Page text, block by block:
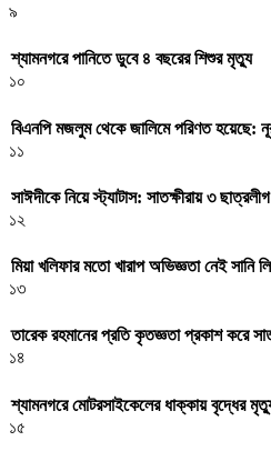
৯
শ্যামনগরে পানিতে ডুবে ৪ বছরের শিশুর মৃত্যু
১০
বিএনপি মজলুম থেকে জালিমে পরিণত হয়েছে:
১১
সাঈদীকে নিয়ে স্ট্যাটাস: সাতক্ষীরায় ৩
১২
মিয়া খলিফার মতো খারাপ অভিজ্ঞতা নেই সানি
১৩
তারেক রহমানের প্রতি কৃতজ্ঞতা প্রকাশ করে
১৪
শ্যামনগরে মোটরসাইকেলের ধাক্কায় বৃদ্ধের
১৫